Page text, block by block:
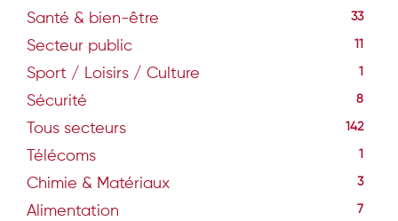
Santé & bien-être 33
Secteur public 11
Sport / Loisirs / Culture 1
Sécurité 8
Tous secteurs 142
Télécoms 1
Chimie & Matériaux 3
Alimentation 7